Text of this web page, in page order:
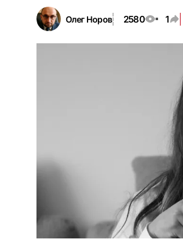
Олег Норов 2580 1